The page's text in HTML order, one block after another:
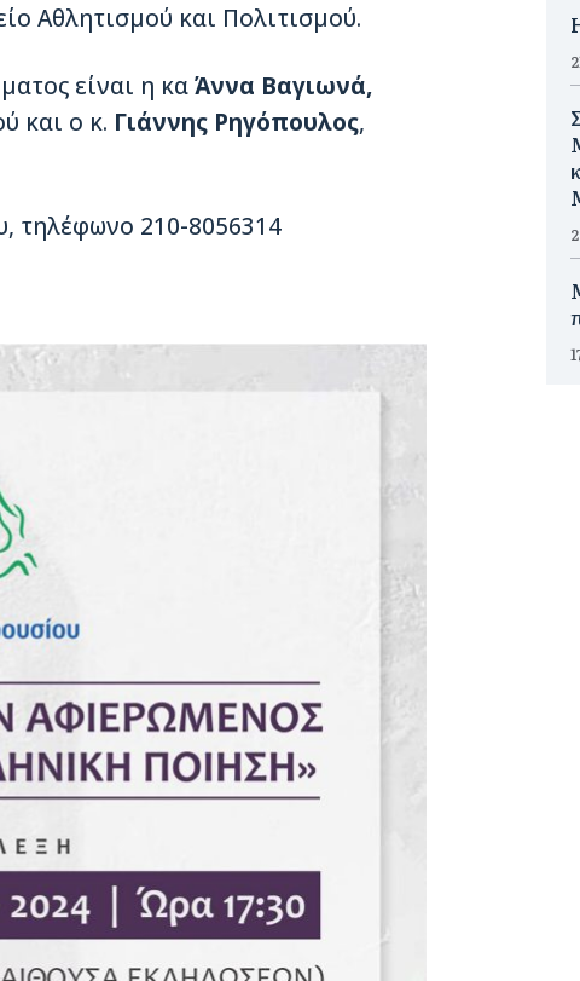
Αθλητισμού και Πολιτισμού.
είναι η καΆννα Βαγιωνά,
και ο κ. Γιάννης Ρηγόπουλος,
τηλέφωνο 210-8056314